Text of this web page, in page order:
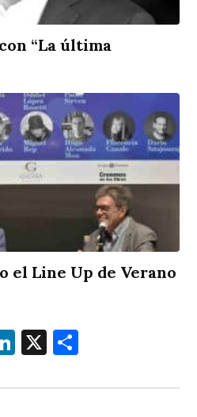
“La última
el Line Up de Verano
LinkedIn
X